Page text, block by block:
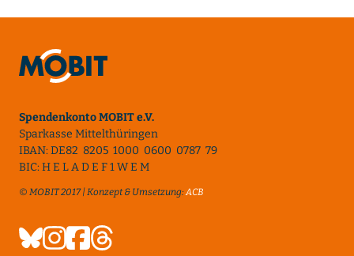
Spendenkonto MOBIT e.V.
Sparkasse Mittelthüringen
IBAN: DE82 8205 1000 0600 0787 79
BIC: H E L A D E F 1 W E M
© MOBIT 2017 | Konzept & Umsetzung:ACB